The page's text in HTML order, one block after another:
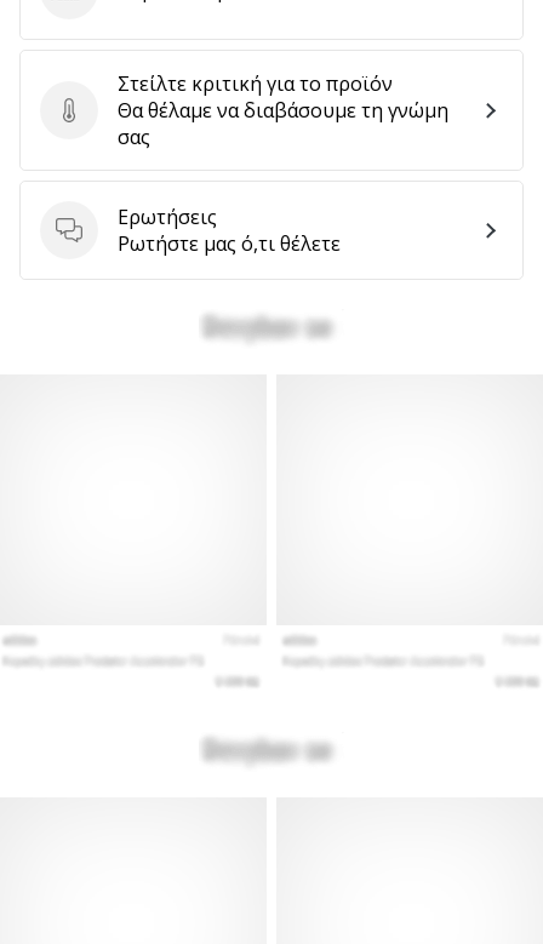
Στείλτε κριτική για το προϊόν
Στείλτε κριτική για το προϊόν
Θα θέλαμε να διαβάσουμε τη γνώμη
σας
Ερωτήσεις
Ερωτήσεις
Ρωτήστε μας ό,τι θέλετε